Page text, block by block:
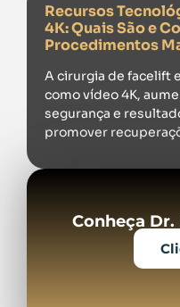
Recursos
4K: Quais São e
Procedimentos
A cirurgia de facelift
como vídeo 4K,
segurança e
promover
Conheça